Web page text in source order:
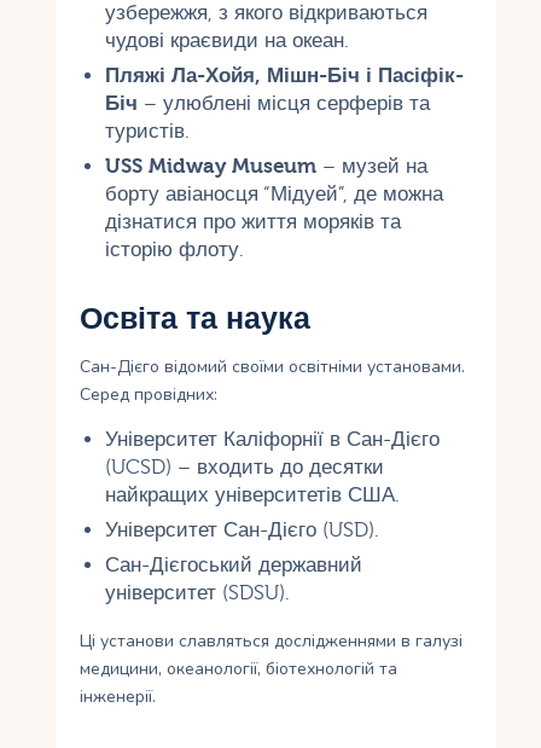
узбережжя, з якого відкриваються
чудові краєвиди на океан.
Пляжі Ла-Хойя, Мішн-Біч і Пасіфік-
Біч – улюблені місця серферів та
туристів.
USS Midway Museum– музей на
борту авіаносця “Мідуей”, де можна
дізнатися про життя моряків та
історію флоту.
Освіта та наука
Сан-Дієго відомий своїми освітніми установами.
Серед провідних:
Університет Каліфорнії в Сан-Дієго
(UCSD) – входить до десятки
найкращих університетів США.
Університет Сан-Дієго (USD).
Сан-Дієгоський державний
університет (SDSU).
Ці установи славляться дослідженнями в галузі
медицини, океанології, біотехнологій та
інженерії.